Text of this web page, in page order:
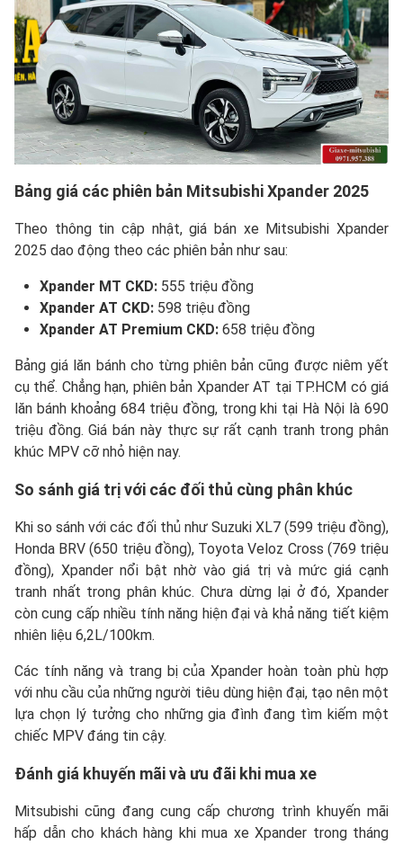
Bảng giá các phiên bản Mitsubishi Xpander 2025
Theo thông tin cập nhật, giá bán xe Mitsubishi Xpander
2025 dao động theo các phiên bản như sau:
Xpander MT CKD: 555 triệu đồng
Xpander AT CKD: 598 triệu đồng
Xpander AT Premium CKD: 658 triệu đồng
Bảng giá lăn bánh cho từng phiên bản cũng được niêm yết
cụ thể. Chẳng hạn, phiên bản Xpander AT tại TP.HCM có giá
lăn bánh khoảng 684 triệu đồng, trong khi tại Hà Nội là 690
triệu đồng. Giá bán này thực sự rất cạnh tranh trong phân
khúc MPV cỡ nhỏ hiện nay.
So sánh giá trị với các đối thủ cùng phân khúc
Khi so sánh với các đối thủ như Suzuki XL7 (599 triệu đồng),
Honda BRV (650 triệu đồng), Toyota Veloz Cross (769 triệu
đồng), Xpander nổi bật nhờ vào giá trị và mức giá cạnh
tranh nhất trong phân khúc. Chưa dừng lại ở đó, Xpander
còn cung cấp nhiều tính năng hiện đại và khả năng tiết kiệm
nhiên liệu 6,2L/100km.
Các tính năng và trang bị của Xpander hoàn toàn phù hợp
với nhu cầu của những người tiêu dùng hiện đại, tạo nên một
lựa chọn lý tưởng cho những gia đình đang tìm kiếm một
chiếc MPV đáng tin cậy.
Đánh giá khuyến mãi và ưu đãi khi mua xe
Mitsubishi cũng đang cung cấp chương trình khuyến mãi
hấp dẫn cho khách hàng khi mua xe Xpander trong tháng